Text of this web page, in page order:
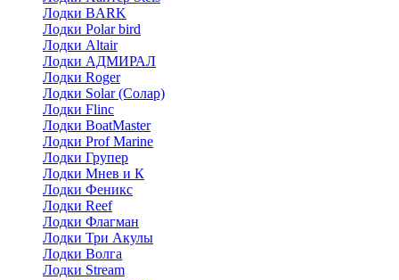
Лодки BARK
Лодки Polar bird
Лодки Altair
Лодки АДМИРАЛ
Лодки Roger
Лодки Solar (Солар)
Лодки Flinc
Лодки BoatMaster
Лодки Prof Marine
Лодки Групер
Лодки Мнев и К
Лодки Феникс
Лодки Reef
Лодки Флагман
Лодки Три Акулы
Лодки Волга
Лодки Stream